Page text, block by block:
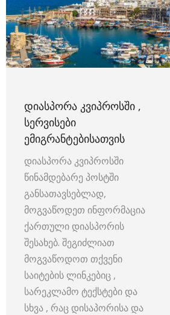
ᲓᲘᲐᲡᲞᲝᲠᲐ ᲙᲕᲘᲞᲠᲝᲡᲨᲘ ,
ᲡᲔᲠᲕᲘᲡᲔᲑᲘ
ᲔᲛᲘᲒᲠᲐᲜᲢᲔᲑᲘᲡᲐᲗᲕᲘᲡ
დიასპორა კვიპროსში
წინამდებარე პოსტში
განსათავსებლად,
მოგვაწოდეთ ინფორმაცია
ქართული დიასპორის
შესახებ. შეგიძლიათ
მოგვაწოდოთ თქვენი
საიტების ლინკებიც ,
სარეკლამო ტექსტები და
სხვა , რაც დისაპორისა და